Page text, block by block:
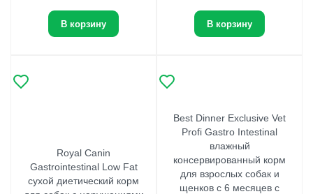
В корзину В корзину
Royal Canin
Gastrointestinal Low Fat
сухой диетический корм
Best Dinner Exclusive Vet
Profi Gastro Intestinal
влажный
консервированный корм
для взрослых собак и
щенков с 6 месяцев с